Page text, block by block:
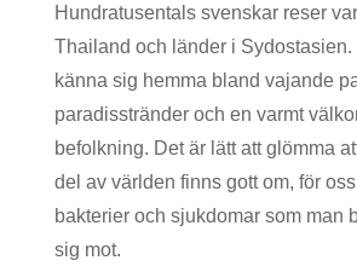
Hundratusentals svenskar reser
Thailand och länder i Sydostasien.
känna sig hemma bland vajande
paradisstränder och en varmt
befolkning. Det är lätt att glömma
del av världen finns gott om, för
bakterier och sjukdomar som man
sig mot.